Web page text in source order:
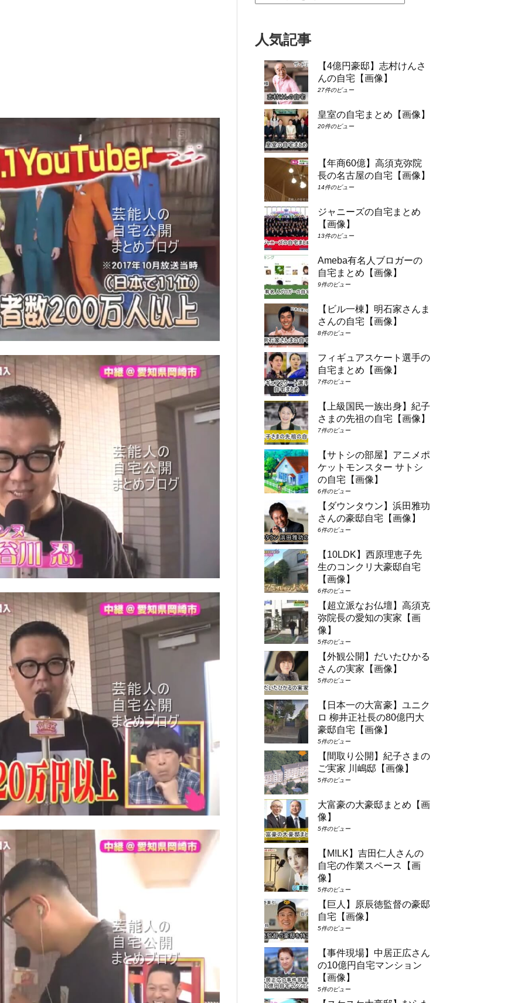
人気記事
【4億円豪邸】志村けんさ
んの自宅【画像】
27件のビュー
皇室の自宅まとめ【画像】
20件のビュー
【年商60億】高須克弥院
長の名古屋の自宅【画像】
14件のビュー
ジャニーズの自宅まとめ
【画像】
13件のビュー
Ameba有名人ブロガーの
自宅まとめ【画像】
9件のビュー
【ビル一棟】明石家さんま
さんの自宅【画像】
8件のビュー
フィギュアスケート選手の
自宅まとめ【画像】
7件のビュー
【上級国民一族出身】紀子
さまの先祖の自宅【画像】
7件のビュー
【サトシの部屋】アニメポ
ケットモンスター サトシ
の自宅【画像】
6件のビュー
【ダウンタウン】浜田雅功
さんの豪邸自宅【画像】
6件のビュー
【10LDK】西原理恵子先
生のコンクリ大豪邸自宅
【画像】
6件のビュー
【超立派なお仏壇】高須克
弥院長の愛知の実家【画
像】
5件のビュー
【外観公開】だいたひかる
さんの実家【画像】
5件のビュー
【日本一の大富豪】ユニク
ロ 柳井正社長の80億円大
豪邸自宅【画像】
5件のビュー
【間取り公開】紀子さまの
ご実家 川嶋邸【画像】
5件のビュー
大富豪の大豪邸まとめ【画
像】
5件のビュー
【M!LK】吉田仁人さんの
自宅の作業スペース【画
像】
5件のビュー
【巨人】原辰徳監督の豪邸
自宅【画像】
5件のビュー
【事件現場】中居正広さん
の10億円自宅マンション
【画像】
5件のビュー